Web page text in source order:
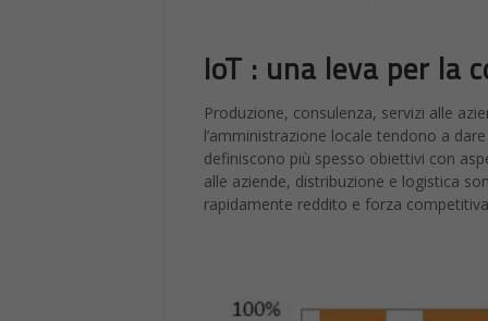
IoT : una leva per la
Produzione, consulenza, servizi alle
l’amministrazione locale tendono a
definiscono più spesso obiettivi con
alle aziende, distribuzione e logistica
rapidamente reddito e forza